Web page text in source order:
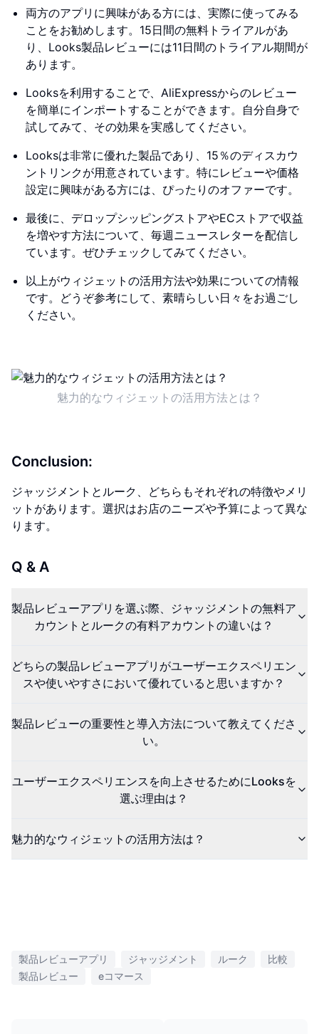
両方のアプリに興味がある方には、実際に使ってみる
ことをお勧めします。15日間の無料トライアルがあ
り、Looks製品レビューには11日間のトライアル期間が
あります。
Looksを利用することで、AliExpressからのレビュー
を簡単にインポートすることができます。自分自身で
試してみて、その効果を実感してください。
Looksは非常に優れた製品であり、15％のディスカウ
ントリンクが用意されています。特にレビューや価格
設定に興味がある方には、ぴったりのオファーです。
最後に、デロップシッピングストアやECストアで収益
を増やす方法について、毎週ニュースレターを配信し
ています。ぜひチェックしてみてください。
以上がウィジェットの活用方法や効果についての情報
です。どうぞ参考にして、素晴らしい日々をお過ごし
ください。
魅力的なウィジェットの活用方法とは？
Conclusion:
ジャッジメントとルーク、どちらもそれぞれの特徴やメリ
ットがあります。選択はお店のニーズや予算によって異な
ります。
Q & A
製品レビューアプリを選ぶ際、ジャッジメントの無料ア
カウントとルークの有料アカウントの違いは？
どちらの製品レビューアプリがユーザーエクスペリエン
スや使いやすさにおいて優れていると思いますか？
製品レビューの重要性と導入方法について教えてくださ
い。
ユーザーエクスペリエンスを向上させるためにLooksを
選ぶ理由は？
魅力的なウィジェットの活用方法は？
製品レビューアプリ ジャッジメント ルーク
比較
製品レビュー
eコマース